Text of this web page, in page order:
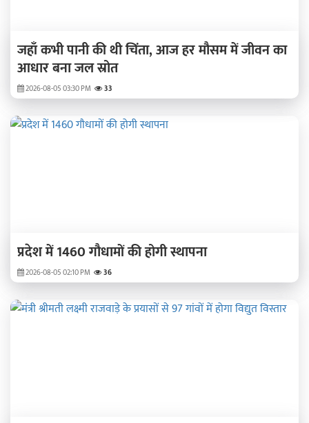
जहाँ कभी पानी की थी चिंता, आज हर मौसम में जीवन का
आधार बना जल स्रोत
2026-08-05 03:30 PM 33
प्रदेश में 1460 गौधामों की होगी स्थापना
2026-08-05 02:10 PM 36